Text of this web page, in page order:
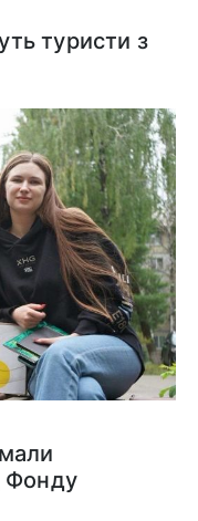
туристи з
Фонду